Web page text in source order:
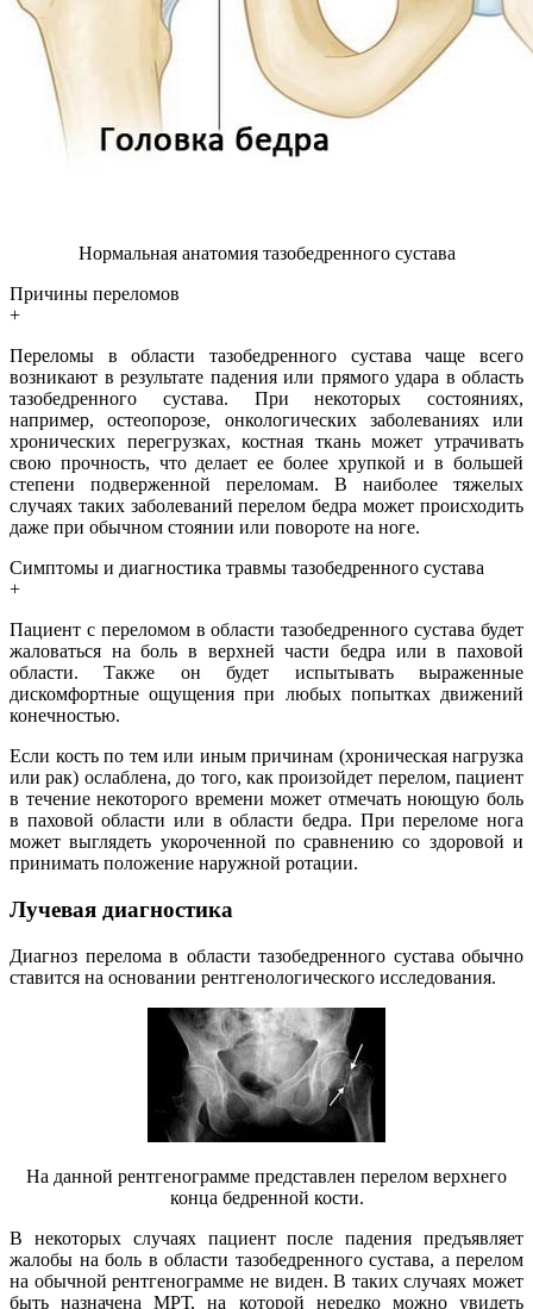
Нормальная анатомия тазобедренного сустава
Причины переломов
+
Переломы в области тазобедренного сустава чаще всего
возникают в результате падения или прямого удара в область
тазобедренного сустава. При некоторых состояниях,
например, остеопорозе, онкологических заболеваниях или
хронических перегрузках, костная ткань может утрачивать
свою прочность, что делает ее более хрупкой и в большей
степени подверженной переломам. В наиболее тяжелых
случаях таких заболеваний перелом бедра может происходить
даже при обычном стоянии или повороте на ноге.
Симптомы и диагностика травмы тазобедренного сустава
+
Пациент с переломом в области тазобедренного сустава будет
жаловаться на боль в верхней части бедра или в паховой
области. Также он будет испытывать выраженные
дискомфортные ощущения при любых попытках движений
конечностью.
Если кость по тем или иным причинам (хроническая нагрузка
или рак) ослаблена, до того, как произойдет перелом, пациент
в течение некоторого времени может отмечать ноющую боль
в паховой области или в области бедра. При переломе нога
может выглядеть укороченной по сравнению со здоровой и
принимать положение наружной ротации.
Лучевая диагностика
Диагноз перелома в области тазобедренного сустава обычно
ставится на основании рентгенологического исследования.
На данной рентгенограмме представлен перелом верхнего
конца бедренной кости.
В некоторых случаях пациент после падения предъявляет
жалобы на боль в области тазобедренного сустава, а перелом
на обычной рентгенограмме не виден. В таких случаях может
быть назначена МРТ, на которой нередко можно увидеть